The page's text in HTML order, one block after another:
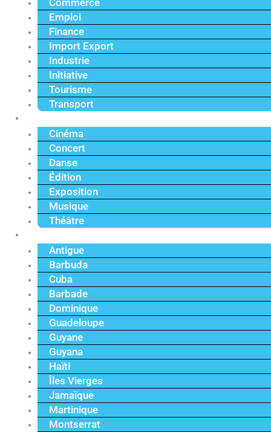
Commerce
Emploi
Finance
Import Export
Industrie
Initiative
Tourisme
Transport
Cinéma
Concert
Danse
Édition
Exposition
Musique
Théâtre
Antigue
Barbuda
Cuba
Barbade
Dominique
Guadeloupe
Guyane
Guyana
Haïti
Îles Vierges
Jamaïque
Martinique
Montserrat